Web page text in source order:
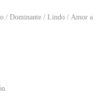
/ Dominante / Lindo / Amor a